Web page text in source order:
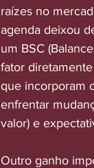
raízes no
agenda deixou
um BSC
fator
que incorporam
enfrentar
valor) e
Outro ganho